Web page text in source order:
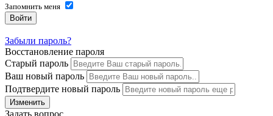
Запомнить меня
Войти
Забыли пароль?
Восстановление пароля
Старый пароль
Ваш новый пароль
Подтвердите новый пароль
Изменить
Задать вопрос